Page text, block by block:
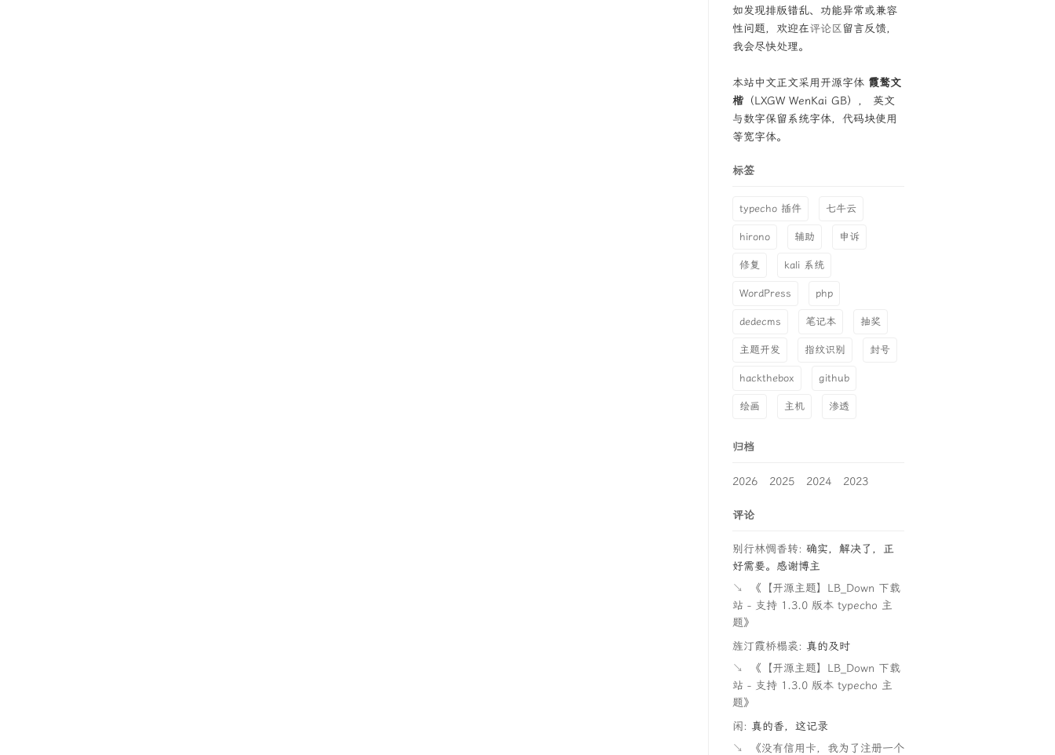
如发现排版错乱、功能异常或兼容
性问题，欢迎在评论区留言反馈，
我会尽快处理。
本站中文正文采用开源字体 霞鹜文
楷 （LXGW WenKai GB）， 英文
与数字保留系统字体，代码块使用
等宽字体。
标签
typecho 插件 七牛云
hirono 辅助 申诉
修复 kali 系统
WordPress php
dedecms 笔记本 抽奖
主题开发 指纹识别 封号
hackthebox github
绘画 主机 渗透
归档
2026 2025 2024 2023
评论
别行林惆香转: 确实，解决了，正
好需要。感谢博主
↘
《【开源主题】LB_Down 下载
站 - 支持 1.3.0 版本 typecho 主
题》
旌汀霞桥榻裘: 真的及时
↘
《【开源主题】LB_Down 下载
站 - 支持 1.3.0 版本 typecho 主
题》
闲: 真的香，这记录
↘
《没有信用卡，我为了注册一个